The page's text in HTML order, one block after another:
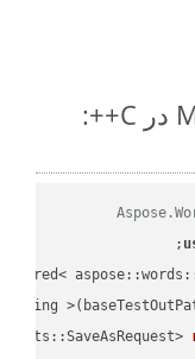
نحوه تبدیل MHTML to POTX در C++: